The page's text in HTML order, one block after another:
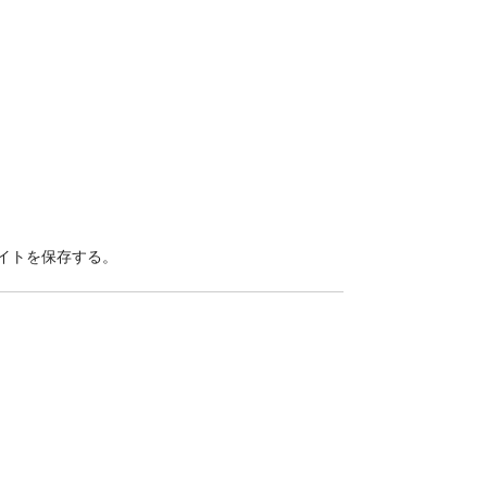
を保存する。